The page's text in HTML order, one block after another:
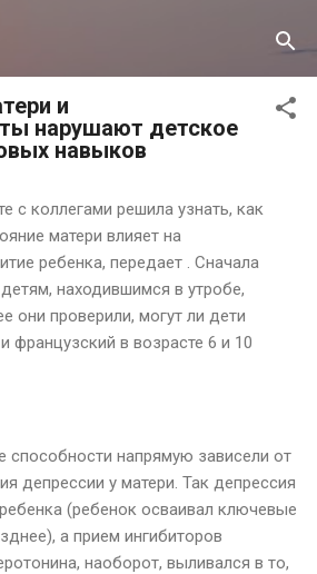
и
нарушают детское
навыков
с коллегами решила узнать, как
матери влияет на
ребенка, передает . Сначала
находившимся в утробе,
они проверили, могут ли дети
французский в возрасте 6 и 10
способности напрямую зависели от
депрессии у матери. Так депрессия
(ребенок осваивал ключевые
а прием ингибиторов
наоборот, выливался в то,